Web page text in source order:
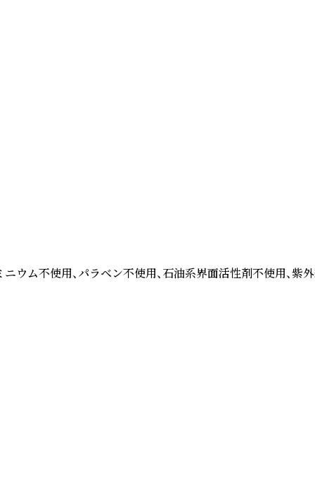
ム不使用、パラベン不使用、石油系界面活性剤不使用、紫